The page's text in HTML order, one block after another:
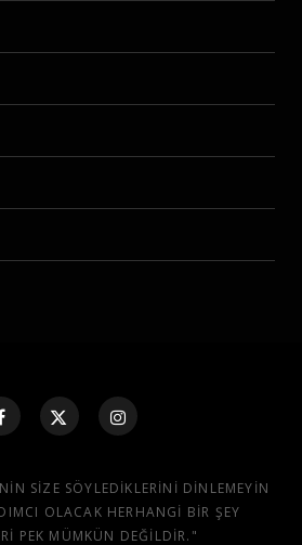
SIZE SÖYLEDIKLERINI DINLEMEYIN
OLACAK HERHANGI BIR ŞEY
PEK MÜMKÜN DEĞILDIR."